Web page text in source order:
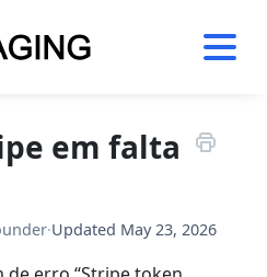
em falta
·Updated May 23, 2026